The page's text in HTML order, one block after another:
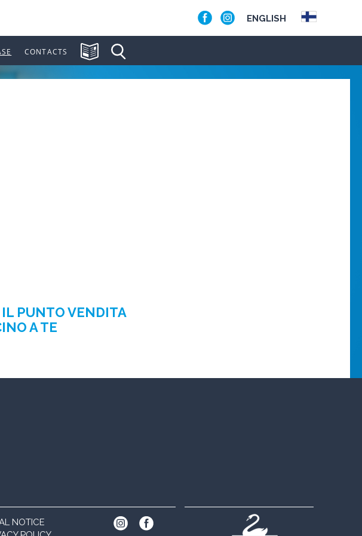
ENGLISH
CONTACTS
IL PUNTO VENDITA
A TE
NOTICE